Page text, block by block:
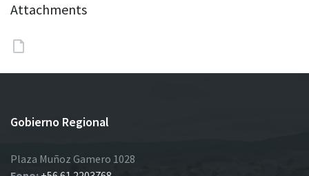
Attachments
Gobierno Regional
Plaza Muñoz Gamero 1028